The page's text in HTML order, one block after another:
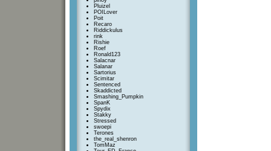
Pluizel
POILover
Poit
Recaro
Riddickulus
rink
Rishie
Roef
Ronald123
Salacnar
Salanar
Sartorius
Scimitar
Sentenced
Skaddicted
Smashing_Pumpkin
SpanK
Spydix
Stakky
Stressed
swoepi
Terones
the_real_shenron
TomMaz